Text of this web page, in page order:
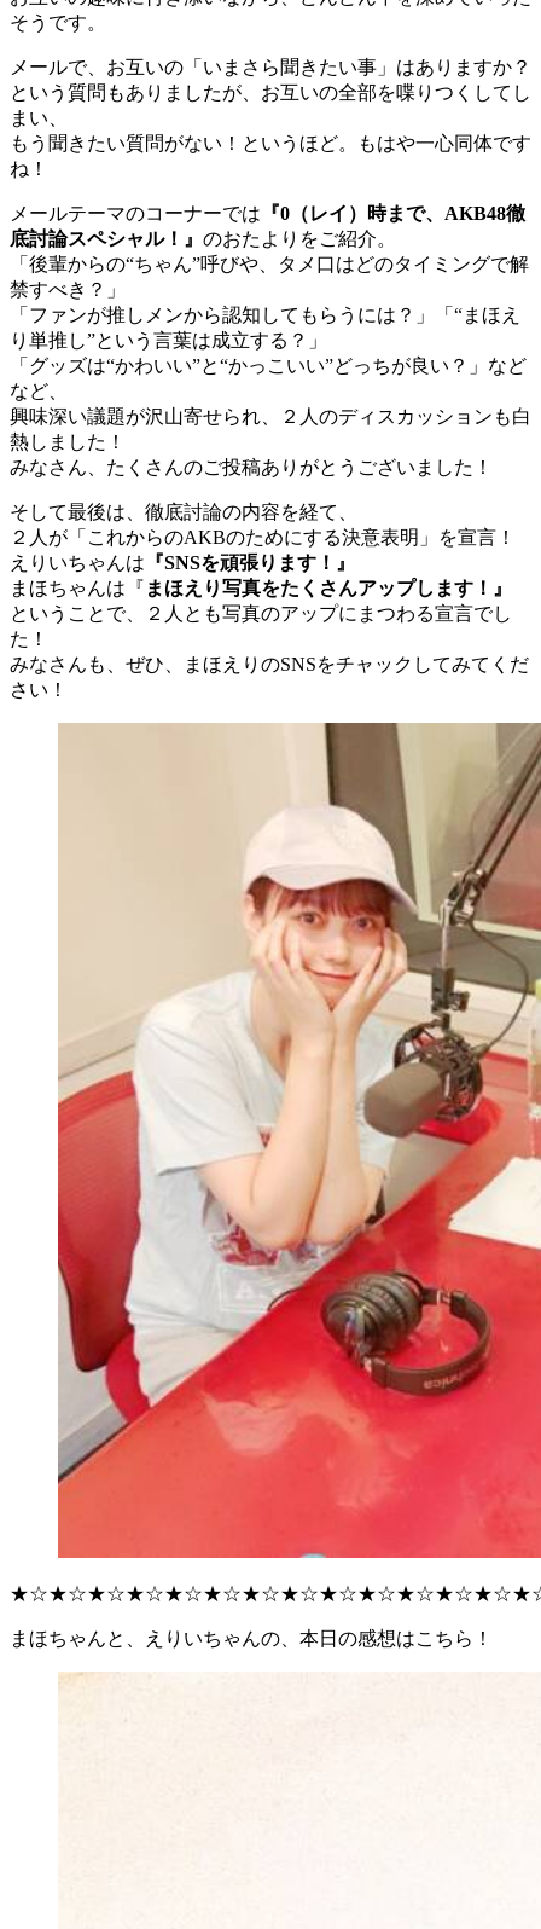
そうです。
メールで、お互いの「いまさら聞きたい事」はありますか？
という質問もありましたが、お互いの全部を喋りつくしてし
まい、
もう聞きたい質問がない！というほど。もはや一心同体です
ね！
メールテーマのコーナーでは 『0（レイ）時まで、AKB48徹
底討論スペシャル！』 のおたよりをご紹介。
「後輩からの“ちゃん”呼びや、タメ口はどのタイミングで解
禁すべき？」
「ファンが推しメンから認知してもらうには？」「“まほえ
り単推し”という言葉は成立する？」
「グッズは“かわいい”と“かっこいい”どっちが良い？」など
など、
興味深い議題が沢山寄せられ、２人のディスカッションも白
熱しました！
みなさん、たくさんのご投稿ありがとうございました！
そして最後は、徹底討論の内容を経て、
２人が「これからのAKBのためにする決意表明」を宣言！
えりいちゃんは 『SNSを頑張ります！』
まほちゃんは『 まほえり写真をたくさんアップします！』
ということで、２人とも写真のアップにまつわる宣言でし
た！
みなさんも、ぜひ、まほえりのSNSをチャックしてみてくだ
さい！
まほちゃんと、えりいちゃんの、本日の感想はこちら！